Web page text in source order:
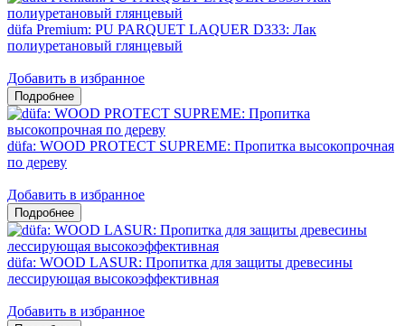
düfa Premium: PU PARQUET LAQUER D333: Лак
полиуретановый глянцевый
Добавить в избранное
düfa: WOOD PROTECT SUPREME: Пропитка высокопрочная
по дереву
Добавить в избранное
düfa: WOOD LASUR: Пропитка для защиты древесины
лессирующая высокоэффективная
Добавить в избранное